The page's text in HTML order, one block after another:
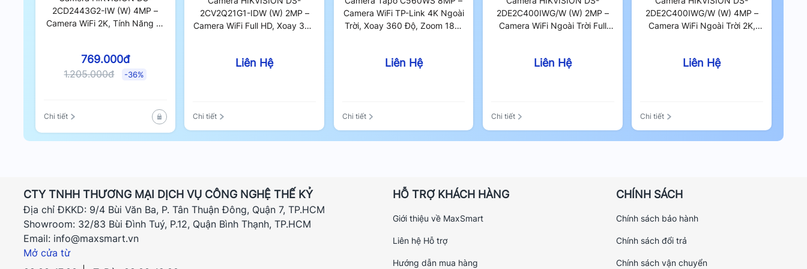
2CD2443G2-IW (W) 4MP –
Camera WiFi 2K, Tính Năng AI
769.000đ
1.205.000đ -36%
Chi tiết
2CV2Q21G1-IDW (W) 2MP –
Camera WiFi Full HD, Xoay 360
DWDR
Liên Hệ
Chi tiết
Camera WiFi TP-Link 4K Ngoài
Trời, Xoay 360 Độ, Zoom 18X,
Liên Hệ
Chi tiết
2DE2C400IWG/W (W) 2MP –
Camera WiFi Ngoài Trời Full
Tiện
Liên Hệ
Chi tiết
2DE2C400IWG/W (W) 4MP –
Camera WiFi Ngoài Trời 2K,
Liên Hệ
Chi tiết
CTY TNHH THƯƠNG MẠI DỊCH VỤ CÔNG NGHỆ THẾ KỶ
Địa chỉ ĐKKD: 9/4 Bùi Văn Ba, P. Tân Thuận Đông, Quận 7, TP.HCM
Showroom: 32/83 Bùi Đình Tuý, P.12, Quận Bình Thạnh, TP.HCM
Email: info@maxsmart.vn
Mở cửa từ
HỖ TRỢ KHÁCH HÀNG
Giới thiệu về MaxSmart
Liên hệ Hỗ trợ
Hướng dẫn mua hàng
CHÍNH SÁCH
Chính sách bảo hành
Chính sách đổi trả
Chính sách vận chuyển